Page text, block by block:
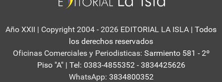
Año XXII | Copyright 2004 - 2026 EDITORIAL LA ISLA | Todos
los derechos reservados
Oficinas Comerciales y Periodisticas: Sarmiento 581 - 2º
Piso "A" | Tel: 0383-4855352 - 3834425626
WhatsApp: 3834800352